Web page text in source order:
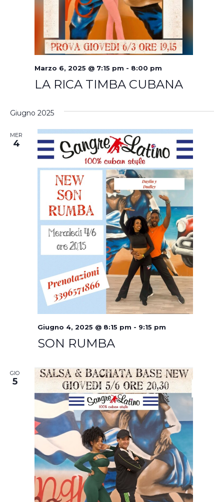
LA RICA TIMBA CUBANA
Marzo 6, 2025 @ 7:15 pm - 8:00 pm
Giugno 2025
MER
4
SON RUMBA
Giugno 4, 2025 @ 8:15 pm - 9:15 pm
GIO
5